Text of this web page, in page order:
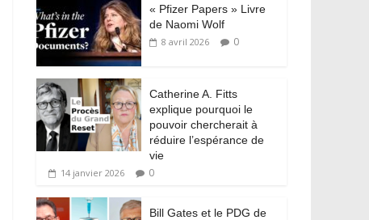
« Pfizer Papers » Livre
de Naomi Wolf
8 avril 2026 0
Catherine A. Fitts
explique pourquoi le
pouvoir chercherait à
réduire l’espérance de
vie
14 janvier 2026 0
Bill Gates et le PDG de